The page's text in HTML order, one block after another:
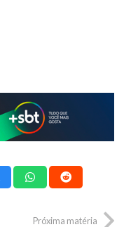
Próxima matéria